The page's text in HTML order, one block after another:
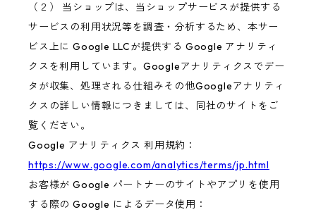
（２） 当ショップは、当ショップサービスが提供する
サービスの利用状況等を調査・分析するため、本サー
ビス上に Google LLCが提供する Google アナリティ
クスを利用しています。Googleアナリティクスでデー
タが収集、処理される仕組みその他Googleアナリティ
クスの詳しい情報につきましては、同社のサイトをご
覧ください。
Google アナリティクス 利用規約：
https://www.google.com/analytics/terms/jp.html
お客様が Google パートナーのサイトやアプリを使用
する際の Google によるデータ使用：